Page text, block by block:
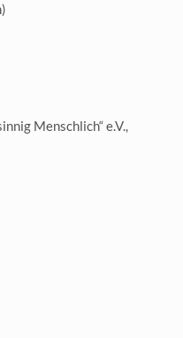
Menschlich“ e.V.,